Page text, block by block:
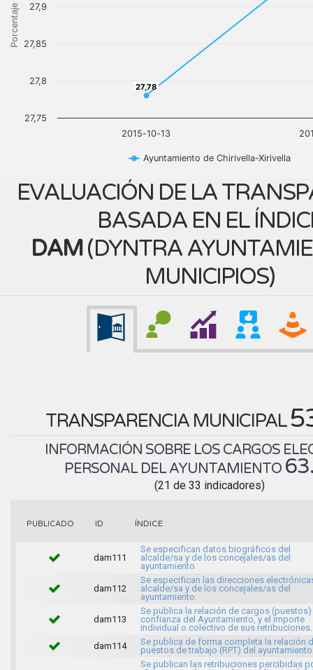
Porcentaje
27,78
27,78
Ayuntamiento de Chirivella-Xirivella
2015-10-13
27,75
27,8
27,85
27,9
EVALUACIÓN DE LA
BASADA EN EL
DAM(DYNTRA
MUNICIPIOS)
TRANSPARENCIA MUNICIPAL
INFORMACIÓN SOBRE LOS CARGOS
PERSONAL DEL AYUNTAMIENTO
(21 de 33 indicadores)
PUBLICADO ID ÍNDICE
dam111
Se especifican datos biográficos del
alcalde/sa y de los concejales/as del
ayuntamiento.
dam112
Se especifican las direcciones
alcalde/sa y de los concejales/as del
ayuntamiento.
dam113
Se publica la relación de cargos
confianza del Ayuntamiento, y el importe
individual o colectivo de sus retribuciones.
dam114
Se publica de forma completa la relación
puestos de trabajo (RPT) del
Se publican las retribuciones percibidas